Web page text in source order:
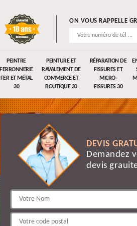
ON VOUS RAPPELLE
PEINTRE
FERRONNERIE
FER ET MÉTAL
30
PEINTURE ET
RAVALEMENT DE
COMMERCE ET
BOUTIQUE 30
RÉPARATION DE
FISSURES ET
MICRO-
FISSURES 30
DEVIS
Demandez
devis